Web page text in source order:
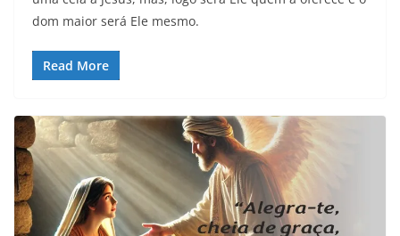
dom maior será Ele mesmo.
Read More